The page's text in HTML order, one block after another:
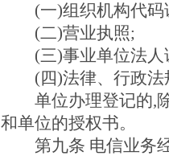
(一)组织机构代码
(二)营业执照;
(三)事业单位法人
(四)法律、行政法
单位办理登记的,除
和单位的授权书。
第九条 电信业务经